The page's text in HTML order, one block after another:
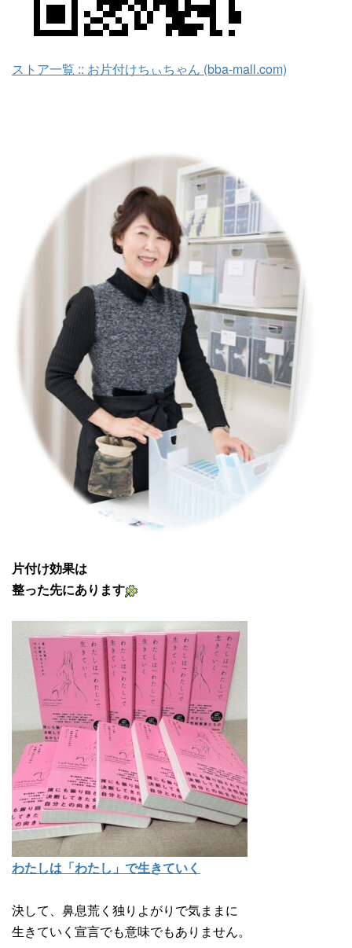
ストア一覧 :: お片付けちぃちゃん (bba-mall.com)
片付け効果は
整った先にあります
わたしは「わたし」で生きていく
決して、鼻息荒く独りよがりで気ままに
生きていく宣言でも意味でもありません。